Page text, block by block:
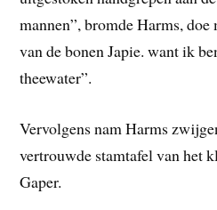
mannen”, bromde Harms, doe
van de bonen Japie. want ik
theewater”.
Vervolgens nam Harms
vertrouwde stamtafel van het
Gaper.